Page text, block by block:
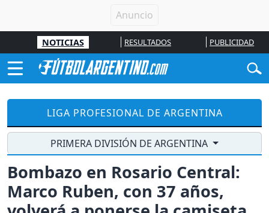
NOTICIAS RESULTADOS PUBLICIDAD
LIGA PROFESIONAL DE ARGENTINA
PRIMERA DIVISIÓN DE ARGENTINA
Bombazo en Rosario Central:
Marco Ruben, con 37 años,